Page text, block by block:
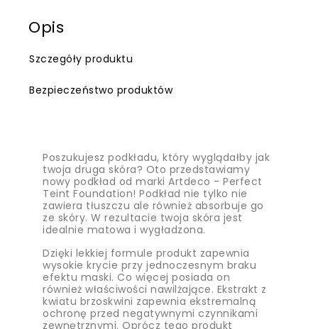
Opis
Szczegóły produktu
Bezpieczeństwo produktów
Poszukujesz podkładu, który wyglądałby jak
twoja druga skóra? Oto przedstawiamy
nowy podkład od marki Artdeco - Perfect
Teint Foundation! Podkład nie tylko nie
zawiera tłuszczu ale również absorbuje go
ze skóry. W rezultacie twoja skóra jest
idealnie matowa i wygładzona.
Dzięki lekkiej formule produkt zapewnia
wysokie krycie przy jednoczesnym braku
efektu maski. Co więcej posiada on
również właściwości nawilżające. Ekstrakt z
kwiatu brzoskwini zapewnia ekstremalną
ochronę przed negatywnymi czynnikami
zewnętrznymi. Oprócz tego produkt